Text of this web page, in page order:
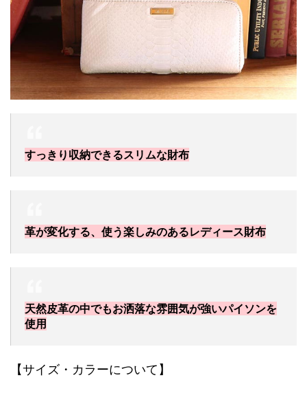
すっきり収納できるスリムな財布
革が変化する、使う楽しみのあるレディース財布
天然皮革の中でもお洒落な雰囲気が強いパイソンを
使用
【サイズ・カラーについて】